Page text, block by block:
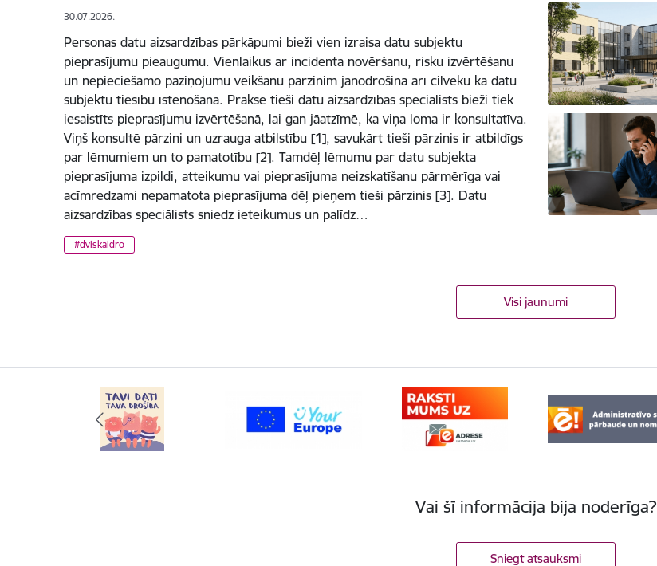
30.07.2026.
Personas datu aizsardzības pārkāpumi bieži vien izraisa datu subjektu
pieprasījumu pieaugumu. Vienlaikus ar incidenta novēršanu, risku izvērtēšanu
un nepieciešamo paziņojumu veikšanu pārzinim jānodrošina arī cilvēku kā datu
subjektu tiesību īstenošana. Praksē tieši datu aizsardzības speciālists bieži tiek
iesaistīts pieprasījumu izvērtēšanā, lai gan jāatzīmē, ka viņa loma ir konsultatīva.
Viņš konsultē pārzini un uzrauga atbilstību [1], savukārt tieši pārzinis ir atbildīgs
par lēmumiem un to pamatotību [2]. Tamdēļ lēmumu par datu subjekta
pieprasījuma izpildi, atteikumu vai pieprasījuma neizskatīšanu pārmērīga vai
acīmredzami nepamatota pieprasījuma dēļ pieņem tieši pārzinis [3]. Datu
aizsardzības speciālists sniedz ieteikumus un palīdz…
#dviskaidro
Visi jaunumi
Vai šī informācija bija noderīga?
Sniegt atsauksmi